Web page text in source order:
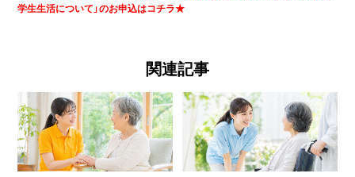
学生生活について」のお申込はコチラ★
関連記事